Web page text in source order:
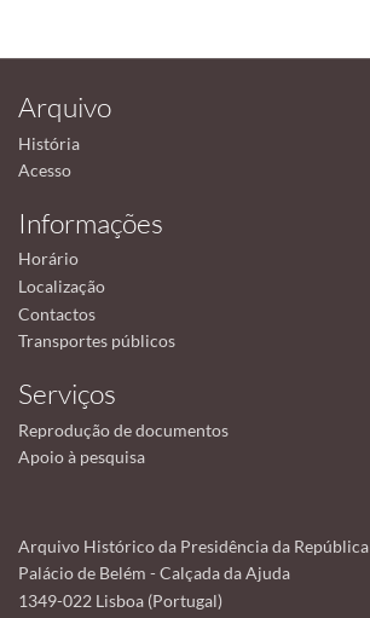
Arquivo
História
Acesso
Informações
Horário
Localização
Contactos
Transportes públicos
Serviços
Reprodução de documentos
Apoio à pesquisa
Arquivo Histórico da Presidência da República
Palácio de Belém - Calçada da Ajuda
1349-022 Lisboa (Portugal)